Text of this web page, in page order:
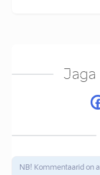
NB! Kommentaarid on